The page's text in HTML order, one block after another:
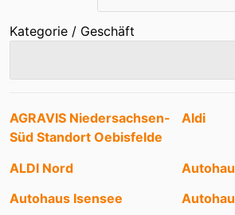
Kategorie / Geschäft
Einträge
AGRAVIS Niedersachsen-
Süd Standort Oebisfelde
Aldi
ALDI Nord
Autohaus Isensee